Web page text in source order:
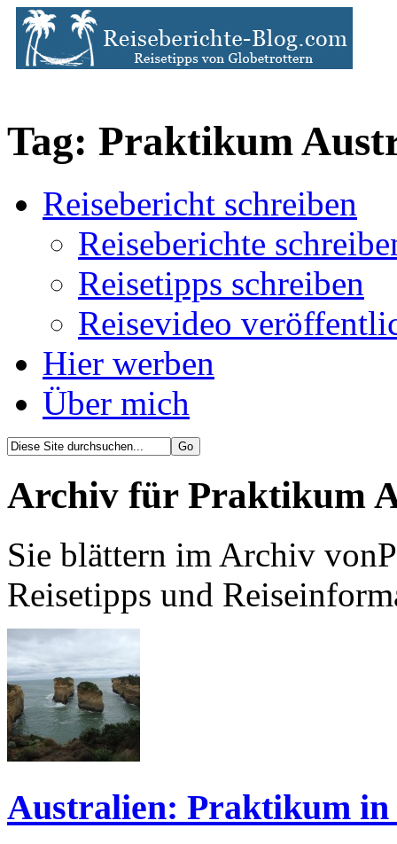
Tag: Praktikum
Reisebericht schreiben
Reiseberichte
Reisetipps schreiben
Reisevideo
Hier werben
Über mich
Archiv für Praktikum
Sie blättern im Archiv
Reisetipps und
Australien: Praktikum in